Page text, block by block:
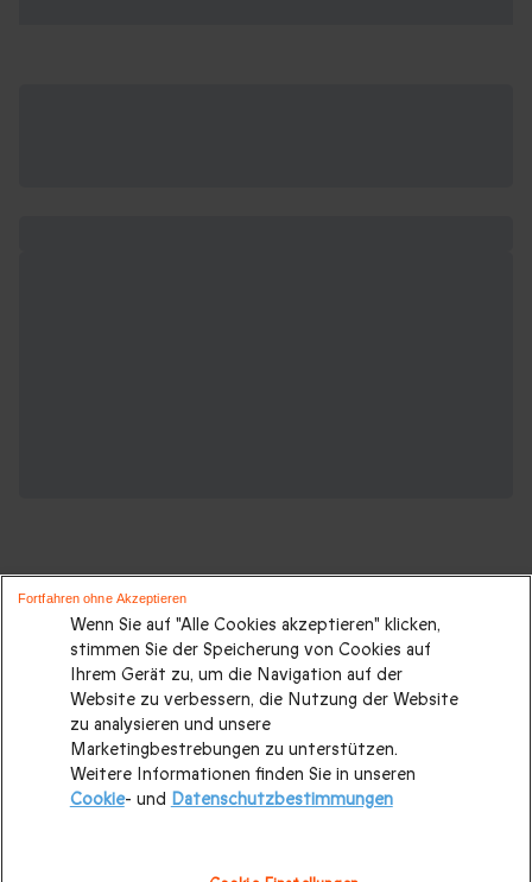
Weihnachtsgeschenke die Ihnen auch
gefallen werden:
Weihnachtsgeschenke|Weihnachtsgeschenke für Paare
Weihnachtsgeschenke für Eltern| Weihnachtsgeschenke
Wenn Sie auf "Alle Cookies akzeptieren" klicken,
stimmen Sie der Speicherung von Cookies auf
Ihrem Gerät zu, um die Navigation auf der
Website zu verbessern, die Nutzung der Website
zu analysieren und unsere
Marketingbestrebungen zu unterstützen.
Weitere Informationen finden Sie in unseren
Cookie- und Datenschutzbestimmungen
Fortfahren ohne Akzeptieren